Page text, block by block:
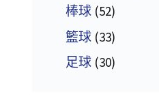
棒球 (52)
籃球 (33)
足球 (30)